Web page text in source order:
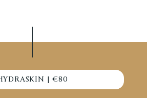
| €80